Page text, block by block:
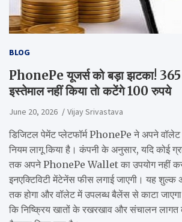
BLOG
PhonePe यूजर्स को बड़ा झटका! 365
इस्तेमाल नहीं किया तो कटेंगे 100 रुपये
June 20, 2026 Vijay Srivastava
डिजिटल पेमेंट प्लेटफॉर्म PhonePe ने अपने वॉलेट
नियम लागू किया है। कंपनी के अनुसार, यदि कोई
तक अपने PhonePe Wallet का उपयोग नहीं
इनएक्टिविटी मेंटेनेंस फीस लगाई जाएगी। यह
तक होगा और वॉलेट में उपलब्ध बैलेंस से काटा
कि निष्क्रिय खातों के रखरखाव और संचालन लागत